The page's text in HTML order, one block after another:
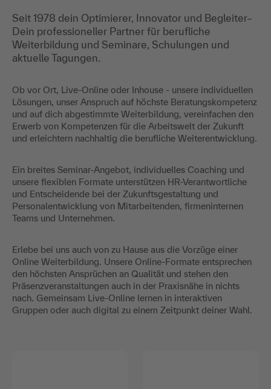
Seit 1978 dein Optimierer, Innovator und Begleiter–
Dein professioneller Partner für berufliche
Weiterbildung und Seminare, Schulungen und
aktuelle Tagungen.
Ob vor Ort, Live-Online oder Inhouse - unsere individuellen
Lösungen, unser Anspruch auf höchste Beratungskompetenz
und auf dich abgestimmte Weiterbildung, vereinfachen den
Erwerb von Kompetenzen für die Arbeitswelt der Zukunft
und erleichtern nachhaltig die berufliche Weiterentwicklung.
Ein breites Seminar-Angebot, individuelles Coaching und
unsere flexiblen Formate unterstützen HR-Verantwortliche
und Entscheidende bei der Zukunftsgestaltung und
Personalentwicklung von Mitarbeitenden, firmeninternen
Teams und Unternehmen.
Erlebe bei uns auch von zu Hause aus die Vorzüge einer
Online Weiterbildung. Unsere Online-Formate entsprechen
den höchsten Ansprüchen an Qualität und stehen den
Präsenzveranstaltungen auch in der Praxisnähe in nichts
nach. Gemeinsam Live-Online lernen in interaktiven
Gruppen oder auch digital zu einem Zeitpunkt deiner Wahl.